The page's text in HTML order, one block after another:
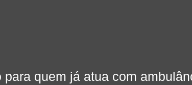
para quem já atua com